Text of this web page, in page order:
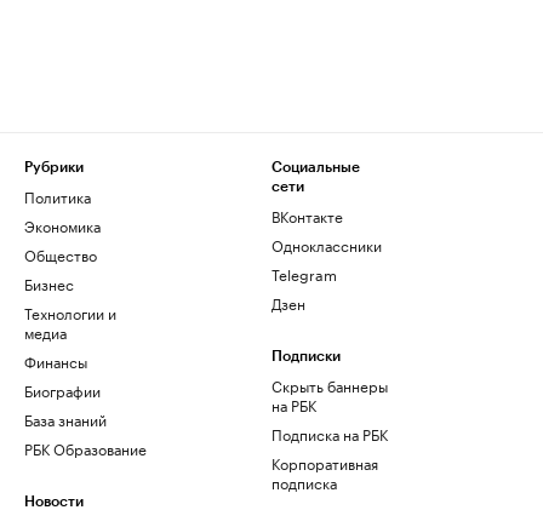
Рубрики
Политика
Экономика
Общество
Бизнес
Технологии и
медиа
Финансы
Биографии
База знаний
РБК Образование
Новости
Социальные
сети
ВКонтакте
Одноклассники
Telegram
Дзен
Подписки
Скрыть баннеры
на РБК
Подписка на РБК
Корпоративная
подписка